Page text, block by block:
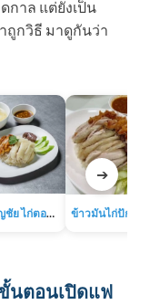
กาล แต่ยังเป็น
ถูกวิธี มาดูกันว่า
ป.เจริญชัย ไก่ตอน (ถนนประชาราษฎร์บำเพ็ญ 13)
➔
นตอนเปิดแฟ